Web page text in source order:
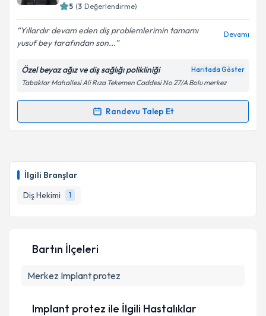
İlgili Branşlar
Diş Hekimi
1
Kişisel verilerimin işlenmesine ilişkin
Aydınlatma
Metni'ni okudum ve kişisel verilerimin belirtilen
kapsamda işlenmesini kabul ediyorum.
5 (3 Değerlendirme)
Yıllardır devam eden diş problemlerimin tamamı
yusuf bey tarafından son...
Devamı
Özel beyaz ağız ve diş sağlığı polikliniği Haritada Göster
Tabaklar Mahallesi Ali Rıza Tekemen Caddesi No 27/A Bolu merkez
Randevu Talep Et
Randevu Takvimi Talebi
takvim hazırlandığında e-posta ile bilgilendireceğiz.
E-posta Adresiniz
Metni'ni okudum ve kişisel verilerimin belirtilen
Bartın İlçeleri
Merkez Implant protez
Implant protez ile İlgili Hastalıklar